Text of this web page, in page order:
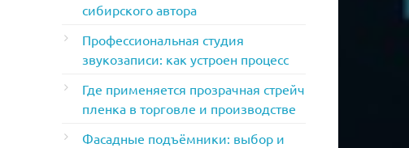
сибирского автора
Профессиональная студия
звукозаписи: как устроен процесс
Где применяется прозрачная стрейч
пленка в торговле и производстве
Фасадные подъёмники: выбор и